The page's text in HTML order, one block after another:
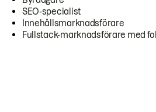
SEO-specialist
Innehållsmarknadsförare
Fullstack-marknadsförare med